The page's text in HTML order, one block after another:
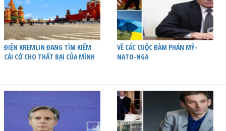
ĐIỆN KREMLIN ĐANG TÌM KIẾM
CÁI CỚ CHO THẤT BẠI CỦA MÌNH
VỀ CÁC CUỘC ĐÀM PHÁN MỸ-
NATO-NGA